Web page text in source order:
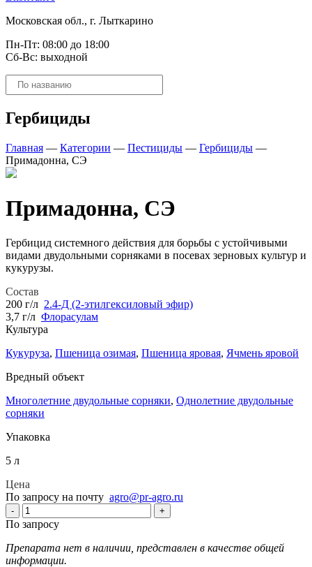
Московская обл., г. Лыткарино
Пн-Пт: 08:00 до 18:00
Сб-Вс: выходной
Поиск
товаров
Гербициды
Главная — Категории — Пестициды — Гербициды —
Примадонна, СЭ
Примадонна, СЭ
Гербицид системного действия для борьбы с устойчивыми
видами двудольными сорняками в посевах зерновых культур и
кукурузы.
Состав
200 г/л 2.4-Д (2-этилгексиловый эфир)
3,7 г/л Флорасулам
Культура
Кукуруза, Пшеница озимая, Пшеница яровая, Ячмень яровой
Вредный объект
Многолетние двудольные сорняки, Однолетние двудольные
сорняки
Упаковка
5 л
Цена
По запросу на почту agro@pr-agro.ru
- +
По запросу
Препарата нет в наличии, представлен в качестве общей
информации.